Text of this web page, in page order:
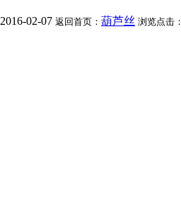
2016-02-07 返回首页： 葫芦丝 浏览点击：